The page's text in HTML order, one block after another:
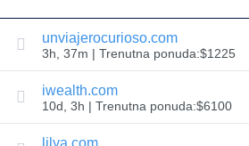
Pretraga
Pretraga
domena
Pretraga
AI
domena
Pretraga
unviajerocurioso.com
3h, 37m | Trenutna ponuda:$1225
iwealth.com
10d, 3h | Trenutna ponuda:$6100
lilya.com